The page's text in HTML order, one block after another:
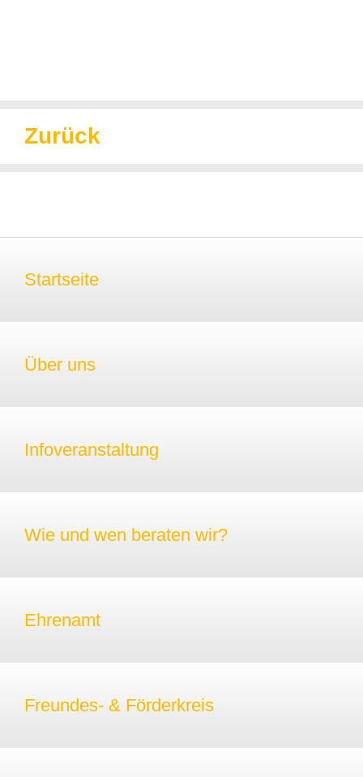
Zurück
Startseite
Über uns
Infoveranstaltung
Wie und wen beraten wir?
Ehrenamt
Freundes- & Förderkreis